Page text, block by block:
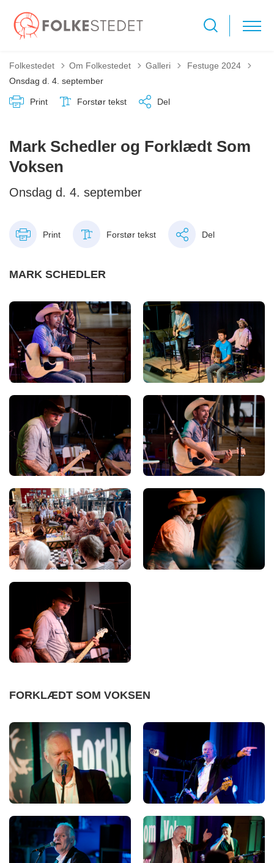
Folkestedet Om Folkestedet Galleri Tilbage til
Festuge 2024
Onsdag d. 4. september
Print Forstør tekst Del
Mark Schedler og Forklædt Som
Voksen
Onsdag d. 4. september
Print Forstør tekst Del
MARK SCHEDLER
FORKLÆDT SOM VOKSEN